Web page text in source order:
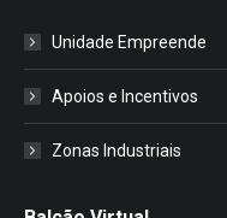
Unidade Empreende
Apoios e Incentivos
Zonas Industriais